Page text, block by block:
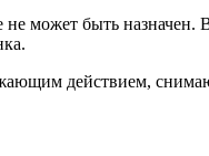
может быть
действием,